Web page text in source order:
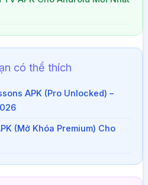
có thể thích
APK (Pro Unlocked) –
(Mở Khóa Premium) Cho